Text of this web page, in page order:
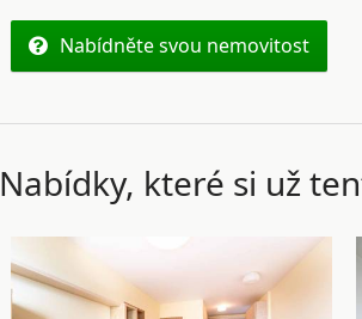
Nabídněte svou nemovitost
Nabídky, které si už